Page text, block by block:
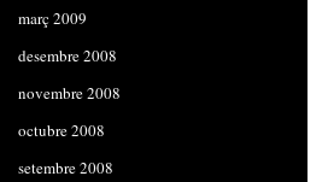
març 2009
desembre 2008
novembre 2008
octubre 2008
setembre 2008